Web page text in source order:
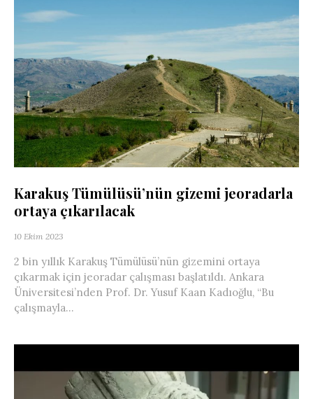
Karakuş Tümülüsü’nün gizemi jeoradarla
ortaya çıkarılacak
10 Ekim 2023
2 bin yıllık Karakuş Tümülüsü’nün gizemini ortaya
çıkarmak için jeoradar çalışması başlatıldı. Ankara
Üniversitesi’nden Prof. Dr. Yusuf Kaan Kadıoğlu, “Bu
çalışmayla...